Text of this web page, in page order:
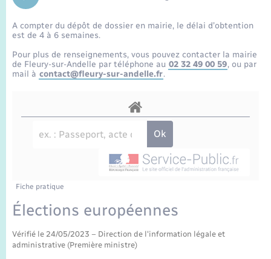
Périscolaire et centres de loisir
Jeunesse
Etat-civil - Papiers - Citoyenneté
Mariage – PACS
Parrainage civil
Logement - Urbanisme
Tourisme
Nouvel habitant
Organisation d’événement
Sécurité - Prévention
Transports scolaires
Travaux - Autorisation d’occupation de l’espace
public
Compétences
Plan interactif
La Communauté de communes
A compter du dépôt de dossier en mairie, le délai d’obtention
est de 4 à 6 semaines.
Pour plus de renseignements, vous pouvez contacter la mairie
de Fleury-sur-Andelle par téléphone au 02 32 49 00 59, ou par
mail à contact@fleury-sur-andelle.fr.
Fiche pratique
Élections européennes
Vérifié le 24/05/2023 – Direction de l'information légale et
administrative (Première ministre)